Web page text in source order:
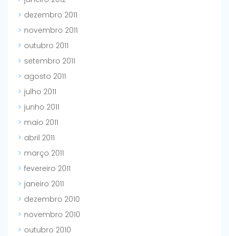
dezembro 2011
novembro 2011
outubro 2011
setembro 2011
agosto 2011
julho 2011
junho 2011
maio 2011
abril 2011
março 2011
fevereiro 2011
janeiro 2011
dezembro 2010
novembro 2010
outubro 2010